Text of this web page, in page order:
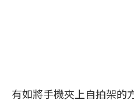
有如將手機夾上自拍架的